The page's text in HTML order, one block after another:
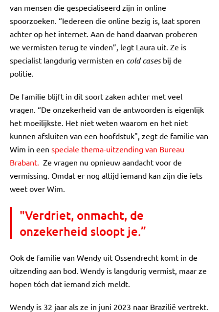
van mensen die gespecialiseerd zijn in online
spoorzoeken. “Iedereen die online bezig is, laat sporen
achter op het internet. Aan de hand daarvan proberen
we vermisten terug te vinden”, legt Laura uit. Ze is
specialist langdurig vermisten en cold casesbij de
politie.
De familie blijft in dit soort zaken achter met veel
vragen. “De onzekerheid van de antwoorden is eigenlijk
het moeilijkste. Het niet weten waarom en het niet
kunnen afsluiten van een hoofdstuk", zegt de familie van
Wim in een speciale thema-uitzending van Bureau
Brabant. Ze vragen nu opnieuw aandacht voor de
vermissing. Omdat er nog altijd iemand kan zijn die íets
weet over Wim.
"Verdriet, onmacht, de
onzekerheid sloopt je.”
Ook de familie van Wendy uit Ossendrecht komt in de
uitzending aan bod. Wendy is langdurig vermist, maar ze
hopen tóch dat iemand zich meldt.
Wendy is 32 jaar als ze in juni 2023 naar Brazilië vertrekt.